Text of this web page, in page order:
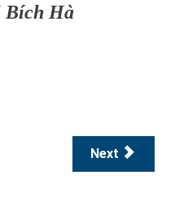
Bích Hà
Next